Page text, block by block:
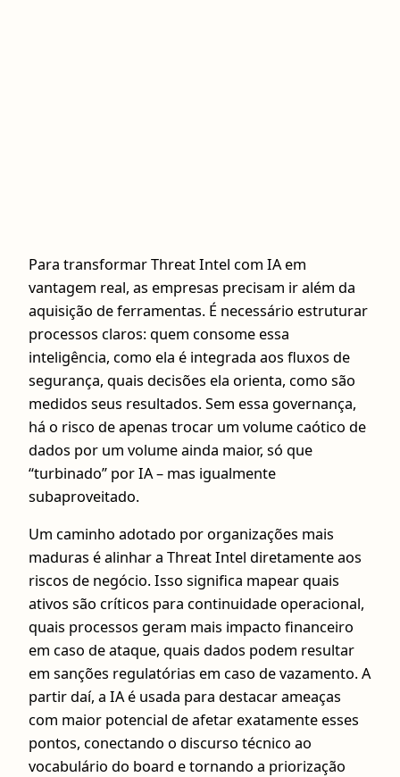
Para transformar Threat Intel com IA em
vantagem real, as empresas precisam ir além da
aquisição de ferramentas. É necessário estruturar
processos claros: quem consome essa
inteligência, como ela é integrada aos fluxos de
segurança, quais decisões ela orienta, como são
medidos seus resultados. Sem essa governança,
há o risco de apenas trocar um volume caótico de
dados por um volume ainda maior, só que
“turbinado” por IA – mas igualmente
subaproveitado.
Um caminho adotado por organizações mais
maduras é alinhar a Threat Intel diretamente aos
riscos de negócio. Isso significa mapear quais
ativos são críticos para continuidade operacional,
quais processos geram mais impacto financeiro
em caso de ataque, quais dados podem resultar
em sanções regulatórias em caso de vazamento. A
partir daí, a IA é usada para destacar ameaças
com maior potencial de afetar exatamente esses
pontos, conectando o discurso técnico ao
vocabulário do board e tornando a priorização